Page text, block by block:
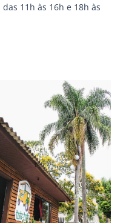
11h às 16h e 18h às